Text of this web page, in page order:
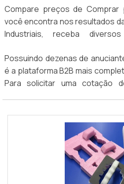
Compare preços de Comprar
você encontra nos resultados
Industriais, receba
gratuitamente para todo o Brasil
Possuindo dezenas de
é a plataforma B2B mais
Para solicitar uma cotação